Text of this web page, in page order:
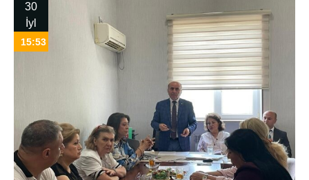
30
İyl
15:53